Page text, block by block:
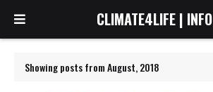
CLIMATE4LIFE | INFO
Showing posts from August, 2018